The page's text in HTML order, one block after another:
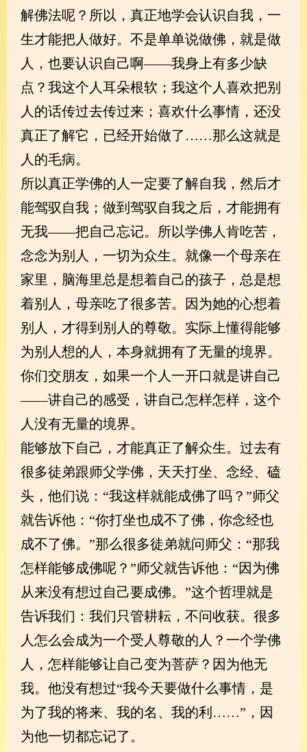
解佛法呢？所以，真正地学会认识自我，一
生才能把人做好。不是单单说做佛，就是做
人，也要认识自己啊——我身上有多少缺
点？我这个人耳朵根软；我这个人喜欢把别
人的话传过去传过来；喜欢什么事情，还没
真正了解它，已经开始做了……那么这就是
人的毛病。
所以真正学佛的人一定要了解自我，然后才
能驾驭自我；做到驾驭自我之后，才能拥有
无我——把自己忘记。所以学佛人肯吃苦，
念念为别人，一切为众生。就像一个母亲在
家里，脑海里总是想着自己的孩子，总是想
着别人，母亲吃了很多苦。因为她的心想着
别人，才得到别人的尊敬。实际上懂得能够
为别人想的人，本身就拥有了无量的境界。
你们交朋友，如果一个人一开口就是讲自己
——讲自己的感受，讲自己怎样怎样，这个
人没有无量的境界。
能够放下自己，才能真正了解众生。过去有
很多徒弟跟师父学佛，天天打坐、念经、磕
头，他们说：“我这样就能成佛了吗？”师父
就告诉他：“你打坐也成不了佛，你念经也
成不了佛。”那么很多徒弟就问师父：“那我
怎样能够成佛呢？”师父就告诉他：“因为佛
从来没有想过自己要成佛。”这个哲理就是
告诉我们：我们只管耕耘，不问收获。很多
人怎么会成为一个受人尊敬的人？一个学佛
人，怎样能够让自己变为菩萨？因为他无
我。他没有想过“我今天要做什么事情，是
为了我的将来、我的名、我的利……”，因
为他一切都忘记了。